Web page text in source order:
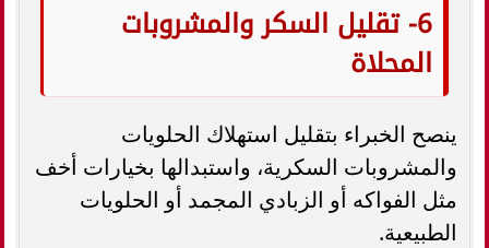
6- تقليل السكر والمشروبات
المحلاة
ينصح الخبراء بتقليل استهلاك الحلويات
والمشروبات السكرية، واستبدالها بخيارات أخف
مثل الفواكه أو الزبادي المجمد أو الحلويات
الطبيعية.